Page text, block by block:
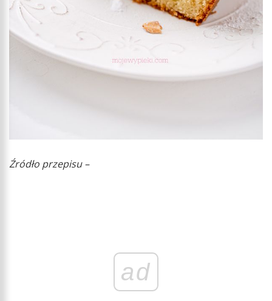
Źródło przepisu –
ad